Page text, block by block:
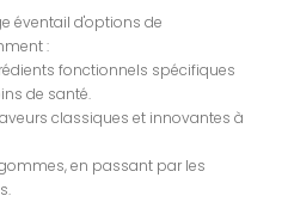
éventail d'options de
:
fonctionnels spécifiques
de santé.
classiques et innovantes à
en passant par les